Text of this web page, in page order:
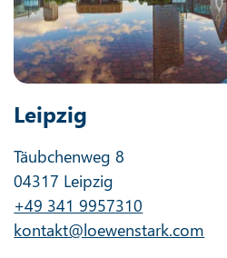
Leipzig
Täubchenweg 8
04317 Leipzig
+49 341 9957310
kontakt@loewenstark.com